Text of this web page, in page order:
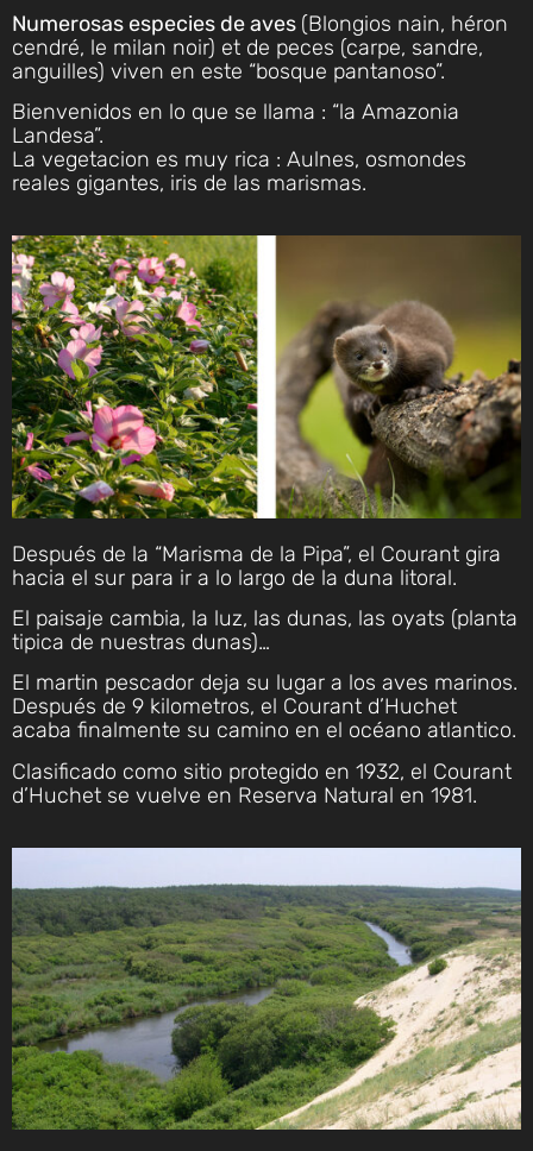
Numerosas especies de aves (Blongios nain, héron
cendré, le milan noir) et de peces (carpe, sandre,
anguilles) viven en este “bosque pantanoso”.
Bienvenidos en lo que se llama : “la Amazonia
Landesa”.
La vegetacion es muy rica : Aulnes, osmondes
reales gigantes, iris de las marismas.
Después de la “Marisma de la Pipa”, el Courant gira
hacia el sur para ir a lo largo de la duna litoral.
El paisaje cambia, la luz, las dunas, las oyats (planta
tipica de nuestras dunas)…
El martin pescador deja su lugar a los aves marinos.
Después de 9 kilometros, el Courant d’Huchet
acaba finalmente su camino en el océano atlantico.
Clasificado como sitio protegido en 1932, el Courant
d’Huchet se vuelve en Reserva Natural en 1981.